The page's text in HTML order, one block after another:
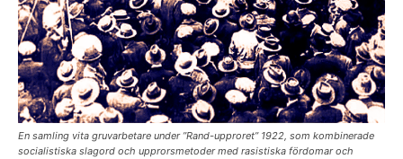
En samling vita gruvarbetare under ”Rand-upproret” 1922, som kombinerade
socialistiska slagord och upprorsmetoder med rasistiska fördomar och